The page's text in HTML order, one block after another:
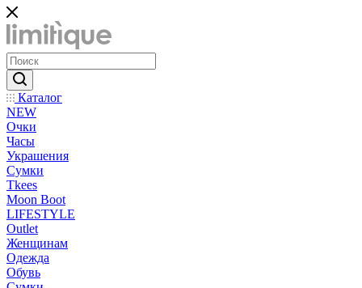
Каталог
NEW
Очки
Часы
Украшения
Сумки
Tkees
Moon Boot
LIFESTYLE
Outlet
Женщинам
Одежда
Обувь